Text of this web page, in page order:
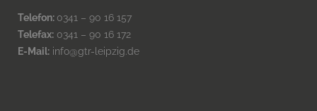
Telefon: 0341 – 90 16 157
Telefax: 0341 – 90 16 172
E-Mail: info@gtr-leipzig.de